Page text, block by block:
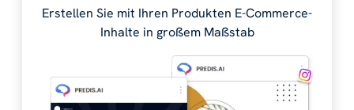
Erstellen Sie mit Ihren Produkten E-Commerce-
Inhalte in großem Maßstab